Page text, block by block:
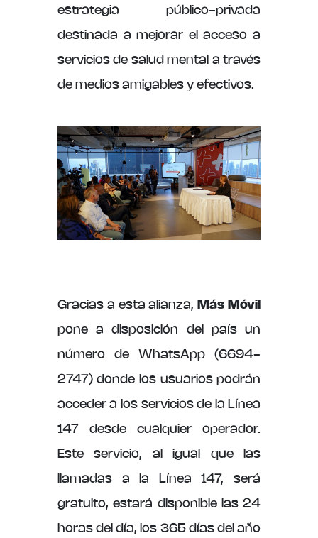
Galería
estrategia público-privada
destinada a mejorar el acceso a
servicios de salud mental a través
de medios amigables y efectivos.
Gracias a esta alianza, Más Móvil
pone a disposición del país un
número de WhatsApp (6694-
2747) donde los usuarios podrán
acceder a los servicios de la Línea
147 desde cualquier operador.
Este servicio, al igual que las
llamadas a la Línea 147, será
gratuito, estará disponible las 24
horas del día, los 365 días del año